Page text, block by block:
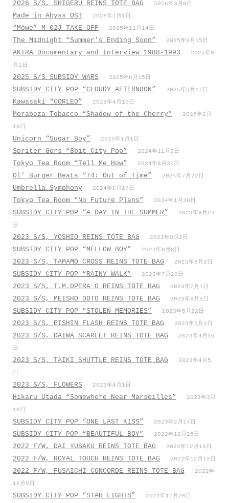
2026 S/S, SHIGERU REINS TOTE BAG 2026年3月8日
Made in Abyss OST 2026年1月1日
“Möwe” M-02J TAKE OFF 2025年11月14日
The Midnight “Summer’s Ending Soon” 2025年9月15日
AKIRA Documentary and Interview 1988-1993
2025年9
月1日
2025 S/S SUBSIDY WARS 2025年8月15日
SUBSIDY CITY POP “CLOUDY AFTERNOON” 2025年5月17日
Kawasaki “CORLEO” 2025年4月10日
Morabeza Tobacco “Shadow of the Cherry”
2025年2月
18日
Unicorn “Sugar Boy” 2025年1月1日
Spriter Gors “8bit City Pop” 2024年11月2日
Tokyo Tea Room “Tell Me How” 2024年8月30日
Ol’ Burger Beats “74: Out of Time” 2024年7月22日
Umbrella Symphony 2024年6月17日
Tokyo Tea Room “No Future Plans” 2024年1月20日
SUBSIDY CITY POP “A DAY IN THE SUMMER”
2023年9月22
日
2023 S/S, YOSHIO REINS TOTE BAG 2023年9月2日
SUBSIDY CITY POP “MELLOW BOY” 2023年8月8日
2023 S/S, TAMAMO CROSS REINS TOTE BAG 2023年8月2日
SUBSIDY CITY POP “RAINY WALK” 2023年7月20日
2023 S/S, T.M.OPERA O REINS TOTE BAG 2023年7月1日
2023 S/S, MEISHO DOTO REINS TOTE BAG 2023年6月3日
SUBSIDY CITY POP “STOLEN MEMORIES” 2023年5月22日
2023 S/S, EISHIN FLASH REINS TOTE BAG 2023年5月1日
2023 S/S, DAIWA SCARLET REINS TOTE BAG
2023年4月10
日
2023 S/S, TAIKI SHUTTLE REINS TOTE BAG
2023年4月5
日
2023 S/S, FLOWERS 2023年4月1日
Hikaru Utada “Somewhere Near Marseilles”
2023年3月
18日
SUBSIDY CITY POP “ONE LAST KISS” 2023年2月14日
SUBSIDY CITY POP “BEAUTIFUL BOY” 2022年12月25日
2022 F/W, DAI YUSAKU REINS TOTE BAG 2022年12月18日
2022 F/W, ROYAL TOUCH REINS TOTE BAG 2022年12月12日
2022 F/W, FUSAICHI CONCORDE REINS TOTE BAG
2022年
12月9日
SUBSIDY CITY POP “STAR LIGHTS” 2022年11月26日